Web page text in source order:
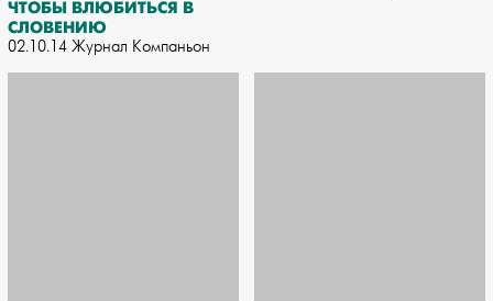
ЧТОБЫ ВЛЮБИТЬСЯ В
СЛОВЕНИЮ
02.10.14 Журнал Компаньон